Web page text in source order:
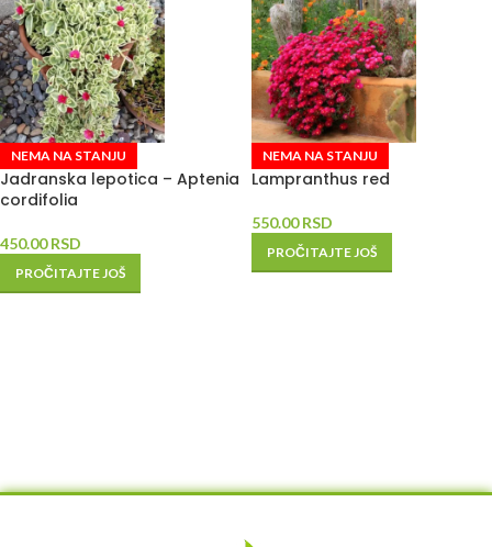
NEMA NA STANJU
Jadranska lepotica – Aptenia
cordifolia
450.00RSD
PROČITAJTE JOŠ
NEMA NA STANJU
Lampranthus red
550.00RSD
PROČITAJTE JOŠ